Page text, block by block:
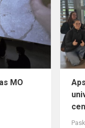
muziejuje
MO